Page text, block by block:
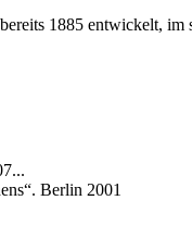
1885 entwickelt,
Berlin 2001